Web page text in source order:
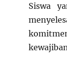
Siswa